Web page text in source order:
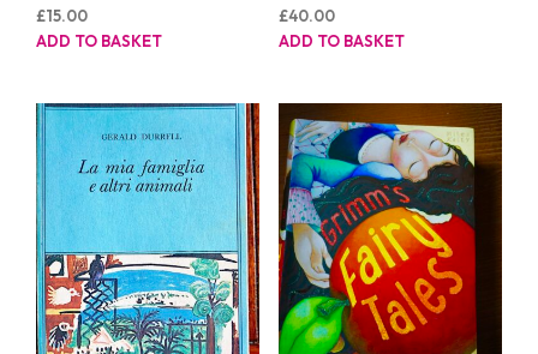
£15.00
ADD TO BASKET
£40.00
ADD TO BASKET